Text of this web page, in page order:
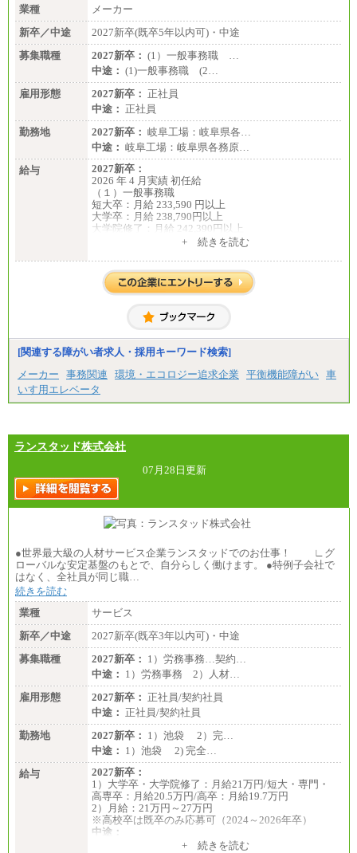
業種
メーカー
新卒／中途
2027新卒(既卒5年以内可)・中途
募集職種
2027新卒： (1）一般事務職 …
中途： (1)一般事務職 (2…
雇用形態
2027新卒： 正社員
中途： 正社員
勤務地
2027新卒： 岐阜工場：岐阜県各…
中途： 岐阜工場：岐阜県各務原…
給与
2027新卒：
2026 年 4 月実績 初任給
（１）一般事務職
短大卒：月給 233,590 円以上
大学卒：月給 238,790円以上
大学院修了：月給 242,390円以上
※試用期間中も給与に変更ございません。
短大卒：月給 257,650 円以上
大学卒：月給 268,150円以上
大学院修了：月給 271,350円以上
（１）一般事務職
月給 229,440 円以上
※試用期間中も給与に変更ございません。
（２）生産補助職
月給 255,000円以上
※試用期間中も給与に変更ございません。
+ 続きを読む
[関連する障がい者求人・採用キーワード検索]
メーカー
事務関連 環境・エコロジー追求企業 平衡機能障がい 車
いす用エレベータ
ランスタッド株式会社
07月28日更新
●世界最大級の人材サービス企業ランスタッドでのお仕事！ ∟グ
ローバルな安定基盤のもとで、自分らしく働けます。 ●特例子会社で
はなく、全社員が同じ職…
続きを読む
業種
サービス
新卒／中途
2027新卒(既卒3年以内可)・中途
募集職種
2027新卒： 1）労務事務…契約…
中途： 1）労務事務 2）人材…
雇用形態
2027新卒： 正社員/契約社員
中途： 正社員/契約社員
勤務地
2027新卒： 1）池袋 2）完…
中途： 1）池袋 2) 完全…
給与
2027新卒：
1）大学卒・大学院修了：月給21万円/短大・専門・
高専卒：月給20.5万円/高卒：月給19.7万円
2）月給：21万円～27万円
※高校卒は既卒のみ応募可（2024～2026年卒）
中途：
1）月給：21万円～25万円+ 続きを読む